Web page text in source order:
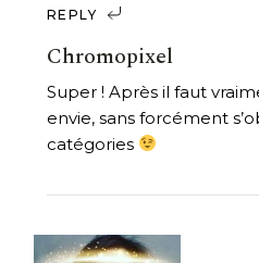
REPLY
Chromopixel
Super ! Après il faut
envie, sans forcément
catégories